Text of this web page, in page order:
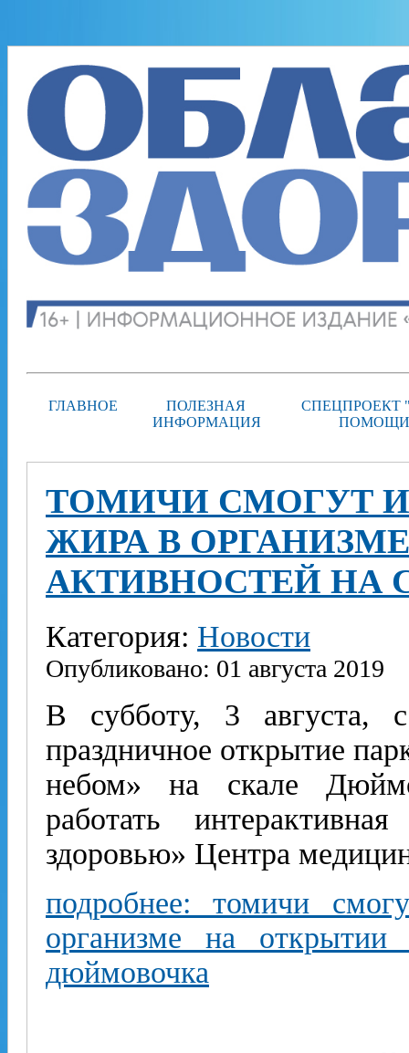
ГЛАВНОЕ
ПОЛЕЗНАЯ
ИНФОРМАЦИЯ
СПЕЦПРОЕКТ
ТОМИЧИ СМОГУТ
ЖИРА В
АКТИВНОСТЕЙ НА
Категория: Новости
Опубликовано: 01 августа 2019
В субботу, 3 августа,
праздничное открытие
небом» на скале
работать
здоровью» Центра
подробнее: томичи
организме на открытии
дюймовочка